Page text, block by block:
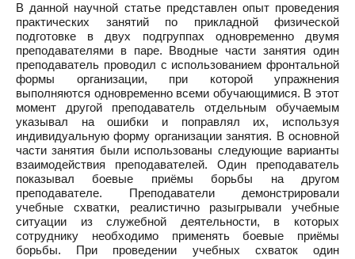
В данной научной статье представлен опыт проведения
практических занятий по прикладной физической
подготовке в двух подгруппах одновременно двумя
преподавателями в паре. Вводные части занятия один
преподаватель проводил с использованием фронтальной
формы организации, при которой упражнения
выполняются одновременно всеми обучающимися. В этот
момент другой преподаватель отдельным обучаемым
указывал на ошибки и поправлял их, используя
индивидуальную форму организации занятия. В основной
части занятия были использованы следующие варианты
взаимодействия преподавателей. Один преподаватель
показывал боевые приёмы борьбы на другом
преподавателе. Преподаватели демонстрировали
учебные схватки, реалистично разыгрывали учебные
ситуации из служебной деятельности, в которых
сотруднику необходимо применять боевые приёмы
борьбы. При проведении учебных схваток один